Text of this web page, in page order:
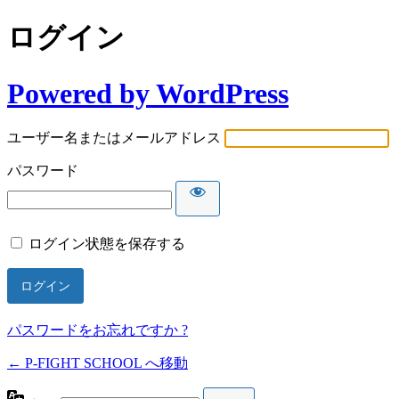
ログイン
Powered by WordPress
ユーザー名またはメールアドレス
パスワード
ログイン状態を保存する
パスワードをお忘れですか ?
← P-FIGHT SCHOOL へ移動